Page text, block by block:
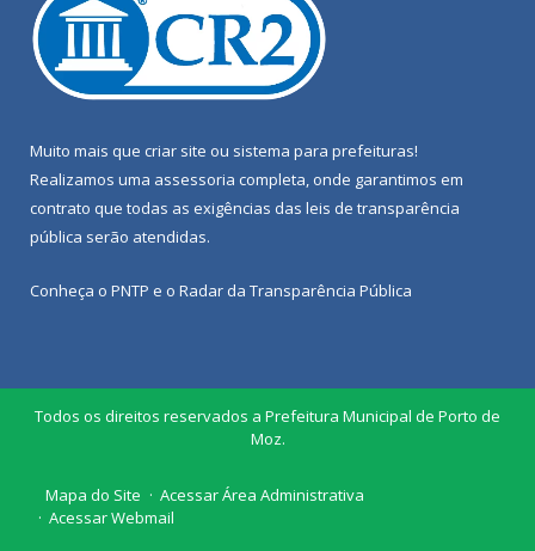
Muito mais que criar site ou sistema para prefeituras!
Realizamos uma assessoria completa, onde garantimos em
contrato que todas as exigências das leis de transparência
pública serão atendidas.
Conheça o PNTP e o Radar da Transparência Pública
Todos os direitos reservados a Prefeitura Municipal de Porto de
Moz.
Mapa do Site
Acessar Área Administrativa
Acessar Webmail